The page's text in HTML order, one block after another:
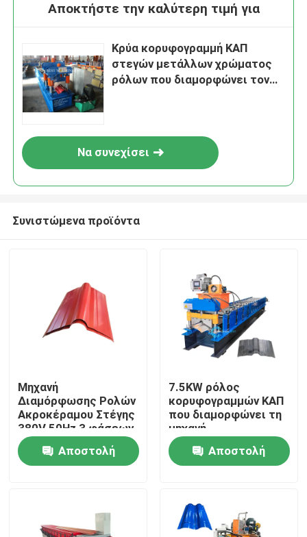
Σπίτι
Περίπου εμείς
Αποκτήστε την καλύτερη τιμή για
Κρύα κορυφογραμμή ΚΑΠ
στεγών μετάλλων χρώματος
ρόλων που διαμορφώνει τον
Να συνεχίσει
Συνιστώμενα προϊόντα
Μηχανή
Διαμόρφωσης Ρολών
Ακροκέραμου Στέγης
380V 50Hz 3 φάσεων
15 Σταθμών Υψηλής
Ποιότητας από
Χάλυβα 45# με
Αποστολή
7.5KW ρόλος
κορυφογραμμών ΚΑΠ
που διαμορφώνει τη
μηχανή
Αποστολή